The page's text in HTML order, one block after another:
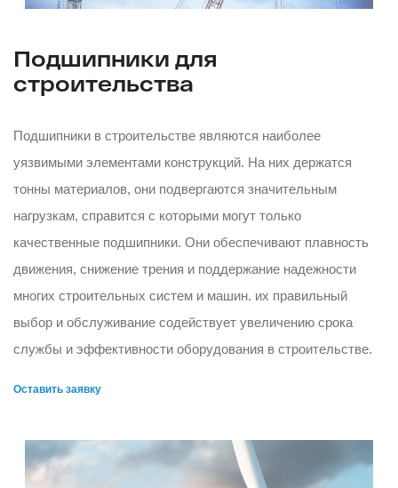
Подшипники для
строительства
Подшипники в строительстве являются наиболее
уязвимыми элементами конструкций. На них держатся
тонны материалов, они подвергаются значительным
нагрузкам, справится с которыми могут только
качественные подшипники. Они обеспечивают плавность
движения, снижение трения и поддержание надежности
многих строительных систем и машин. их правильный
выбор и обслуживание содействует увеличению срока
службы и эффективности оборудования в строительстве.
Оставить заявку